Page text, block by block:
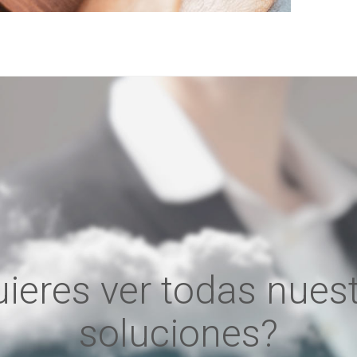
ver todas
soluciones?